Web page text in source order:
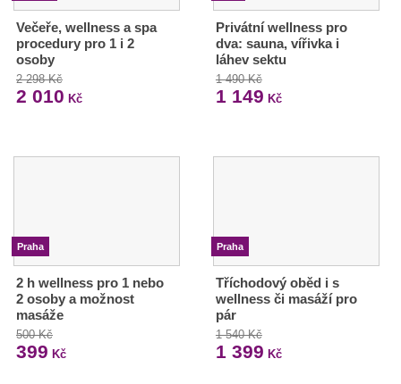
Večeře, wellness a spa
procedury pro 1 i 2
osoby
2 298 Kč
2 010 Kč
Privátní wellness pro
dva: sauna, vířivka i
láhev sektu
1 490 Kč
1 149 Kč
Praha
2 h wellness pro 1 nebo
2 osoby a možnost
masáže
500 Kč
399 Kč
Praha
Tříchodový oběd i s
wellness či masáží pro
pár
1 540 Kč
1 399 Kč